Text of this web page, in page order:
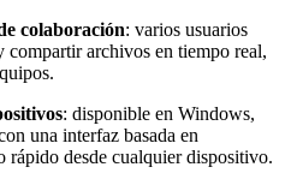
colaboración: varios usuarios
compartir archivos en tiempo real,
: disponible en Windows,
una interfaz basada en
rápido desde cualquier dispositivo.